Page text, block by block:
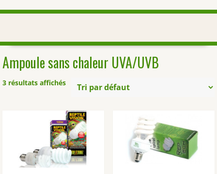
Ampoule sans chaleur UVA/UVB
3 résultats affichés